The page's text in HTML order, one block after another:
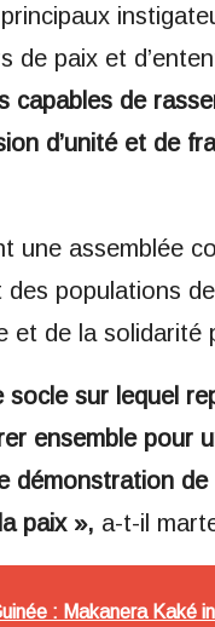
de paix et
capables de
d’unité et de
une assemblée
des populations
et de la
socle sur lequel
ensemble pour
démonstration
paix », a-t-il
: Makanera Kaké